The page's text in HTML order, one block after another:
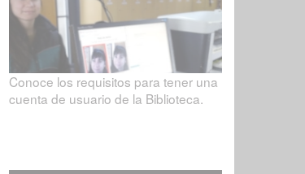
Conoce los requisitos para tener una
cuenta de usuario de la Biblioteca.